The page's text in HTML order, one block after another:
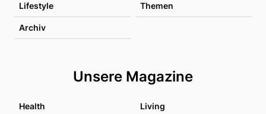
Lifestyle Themen
Archiv
Unsere Magazine
Health Living